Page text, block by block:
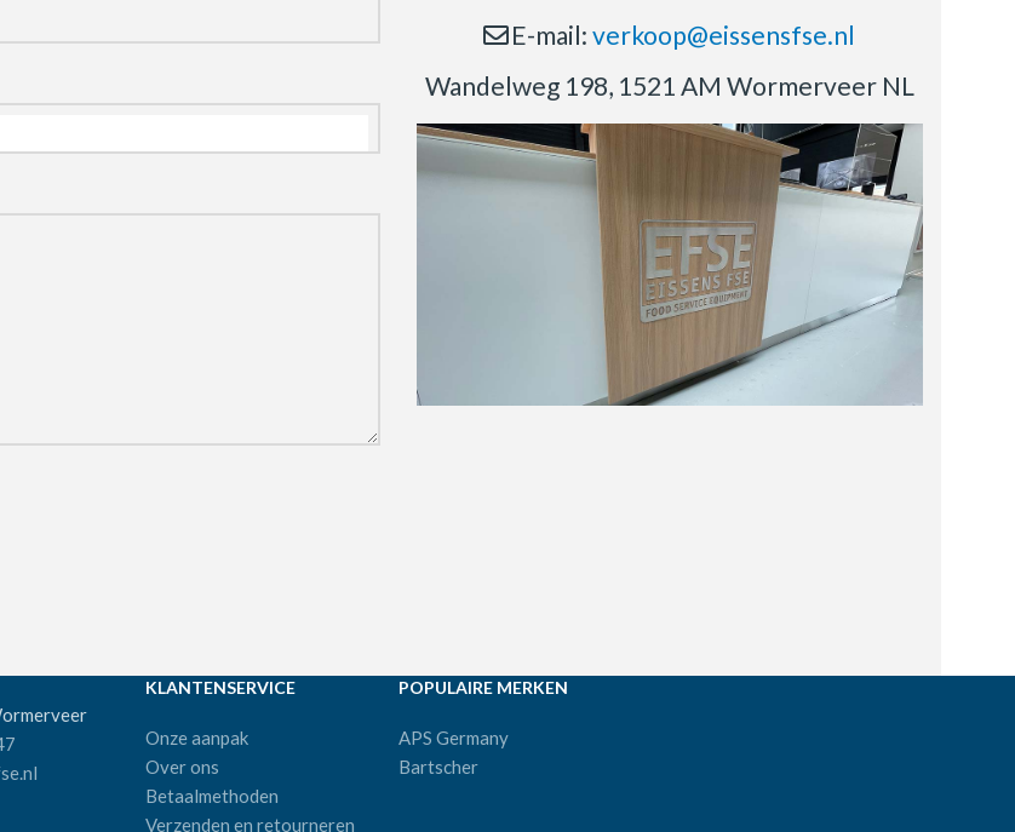
E-mail:verkoop@eissensfse.nl
Wandelweg 198, 1521 AM Wormerveer NL
KLANTENSERVICE
Onze aanpak
Over ons
Betaalmethoden
Verzenden en retourneren
POPULAIRE MERKEN
APS Germany
Bartscher